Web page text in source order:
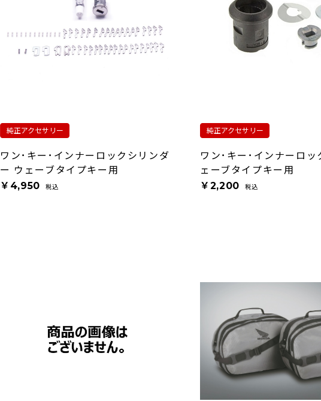
純正アクセサリー
ワン･キー･インナーロックシリンダ
ー ウェーブタイプキー用
￥4,950 税込
純正アクセサリー
ワン･キー･インナーロッ
ェーブタイプキー用
￥2,200 税込